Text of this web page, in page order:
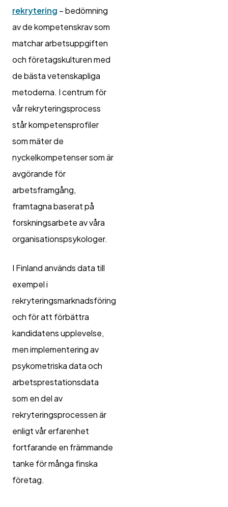
rekrytering – bedömning
av de kompetenskrav som
matchar arbetsuppgiften
och företagskulturen med
de bästa vetenskapliga
metoderna. I centrum för
vår rekryteringsprocess
står kompetensprofiler
som mäter de
nyckelkompetenser som är
avgörande för
arbetsframgång,
framtagna baserat på
forskningsarbete av våra
organisationspsykologer.
I Finland används data till
exempel i
rekryteringsmarknadsföring
och för att förbättra
kandidatens upplevelse,
men implementering av
psykometriska data och
arbetsprestationsdata
som en del av
rekryteringsprocessen är
enligt vår erfarenhet
fortfarande en främmande
tanke för många finska
företag.